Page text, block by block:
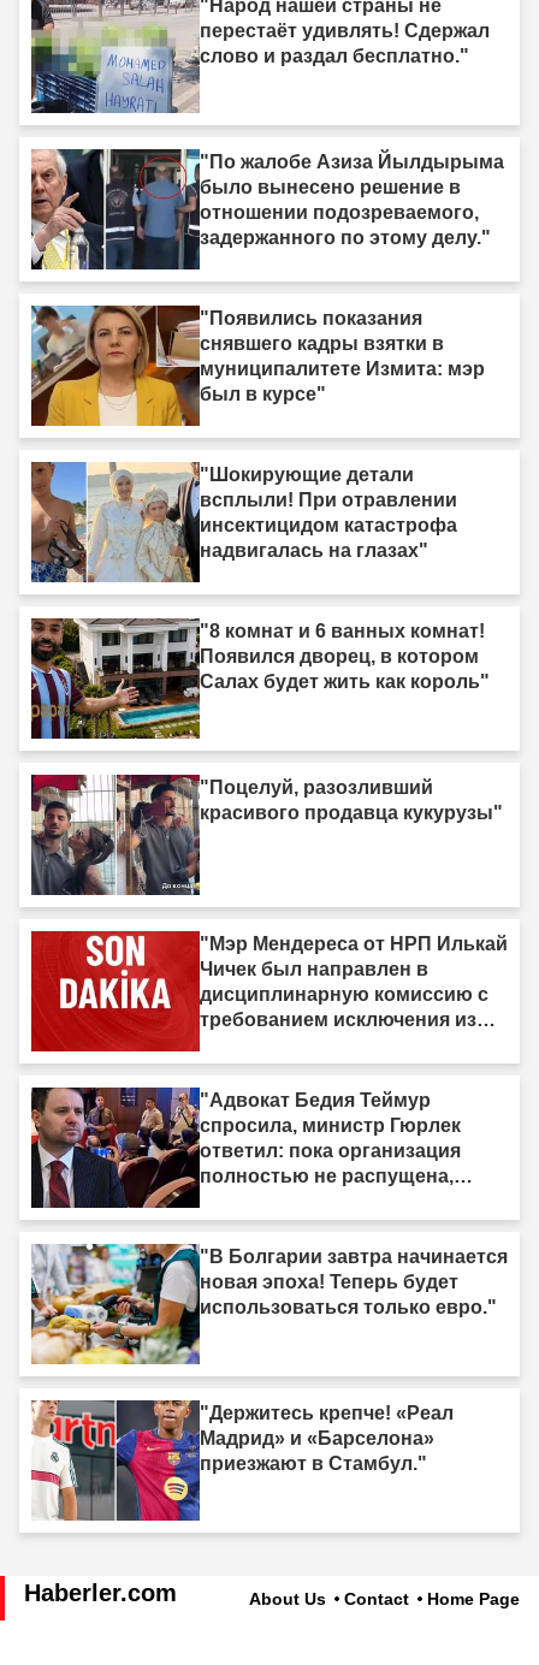
"Народ нашей страны не
перестаёт удивлять! Сдержал
слово и раздал бесплатно."
"По жалобе Азиза Йылдырыма
было вынесено решение в
отношении подозреваемого,
задержанного по этому делу."
"Появились показания
снявшего кадры взятки в
муниципалитете Измита: мэр
был в курсе"
"Шокирующие детали
всплыли! При отравлении
инсектицидом катастрофа
надвигалась на глазах"
"8 комнат и 6 ванных комнат!
Появился дворец, в котором
Салах будет жить как король"
"Поцелуй, разозливший
красивого продавца кукурузы"
"Мэр Мендереса от НРП Илькай
Чичек был направлен в
дисциплинарную комиссию с
требованием исключения из
"Адвокат Бедия Теймур
спросила, министр Гюрлек
ответил: пока организация
полностью не распущена,
"В Болгарии завтра начинается
новая эпоха! Теперь будет
использоваться только евро."
"Держитесь крепче! «Реал
Мадрид» и «Барселона»
приезжают в Стамбул."
Haberler.com About Us Contact Home Page